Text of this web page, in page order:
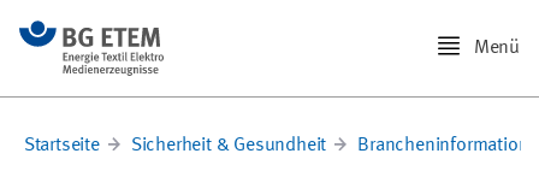
Menü
Startseite Sicherheit & Gesundheit